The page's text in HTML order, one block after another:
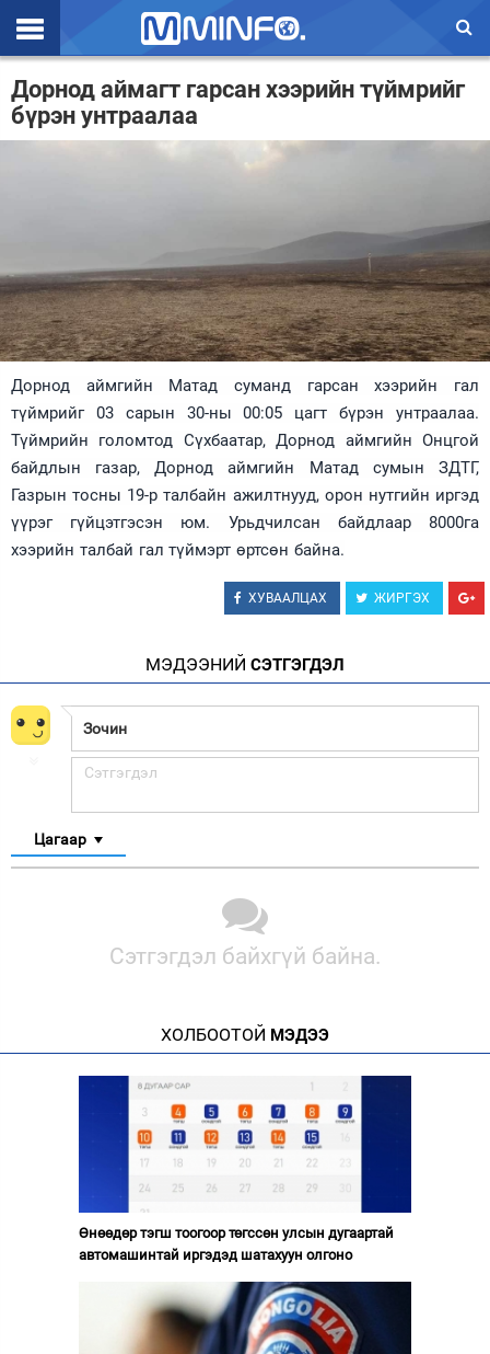
Эхлэл
Цаг агаар
Үзэл бодол
Спорт
Нийгэм
Дэлхий
Энтертайнмэнт
Зурхай
Дорнод аймагт гарсан хээрийн түймрийг
бүрэн унтраалаа
Дорнод аймгийн Матад суманд гарсан хээрийн гал
түймрийг 03 сарын 30-ны 00:05 цагт бүрэн унтраалаа.
Түймрийн голомтод Сүхбаатар, Дорнод аймгийн Онцгой
байдлын газар, Дорнод аймгийн Матад сумын ЗДТГ,
Газрын тосны 19-р талбайн ажилтнууд, орон нутгийн иргэд
үүрэг гүйцэтгэсэн юм. Урьдчилсан байдлаар 8000га
хээрийн талбай гал түймэрт өртсөн байна.
ХУВААЛЦАХ ЖИРГЭХ
МЭДЭЭНИЙ СЭТГЭГДЭЛ
Цагаар
Сэтгэгдэл байхгүй байна.
ХОЛБООТОЙ МЭДЭЭ
Өнөөдөр тэгш тоогоор төгссөн улсын дугаартай
автомашинтай иргэдэд шатахуун олгоно